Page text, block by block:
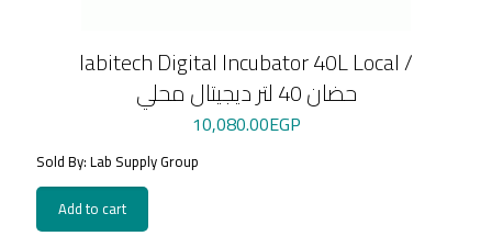
labitech Digital Incubator 40L Local /
حضان 40 لتر ديجيتال محلي
10,080.00EGP
Sold By: Lab Supply Group
Add to cart